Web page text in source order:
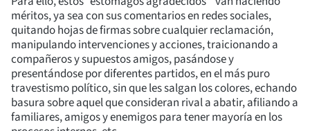
méritos, ya sea con sus comentarios en redes sociales,
quitando hojas de firmas sobre cualquier reclamación,
manipulando intervenciones y acciones, traicionando a
compañeros y supuestos amigos, pasándose y
presentándose por diferentes partidos, en el más puro
travestismo político, sin que les salgan los colores, echando
basura sobre aquel que consideran rival a abatir, afiliando a
familiares, amigos y enemigos para tener mayoría en los